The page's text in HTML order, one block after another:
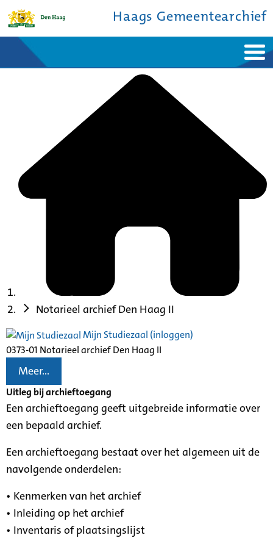
Haags Gemeentearchief
Bronnen en collecties
Notarieel archief Den Haag II
Mijn Studiezaal (inloggen)
0373-01 Notarieel archief Den Haag II
Meer...
Uitleg bij archieftoegang
Een archieftoegang geeft uitgebreide informatie over
een bepaald archief.
Een archieftoegang bestaat over het algemeen uit de
navolgende onderdelen:
• Kenmerken van het archief
• Inleiding op het archief
• Inventaris of plaatsingslijst